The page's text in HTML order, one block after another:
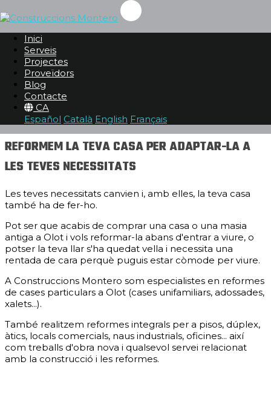
Inici
Serveis
Projectes
Proveïdors
Blog
Contacte
CA
Español Català English Français
REFORMES DE CASES A OLOT
Una nova vida per la teva casa
Serveis
Reformes
Reformes de cases
Reformes de cases a Olot
REFORMEM LA TEVA CASA PER ADAPTAR-LA A
LES TEVES NECESSITATS
Les teves necessitats canvien i, amb elles, la teva casa
també ha de fer-ho.
Pot ser que acabis de comprar una casa o una masia
antiga a Olot i vols reformar-la abans d'entrar a viure, o
potser la teva llar s'ha quedat vella i necessita una
rentada de cara perquè puguis estar còmode per viure.
A Construccions Montero som especialistes en reformes
de cases particulars a Olot (cases unifamiliars, adossades,
xalets...).
També realitzem reformes integrals per a pisos, dúplex,
àtics, locals comercials, naus industrials, oficines... així
com treballs d'obra nova i qualsevol servei relacionat
amb la construcció i les reformes.